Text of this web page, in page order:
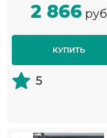
2 866 руб
КУПИТЬ
5